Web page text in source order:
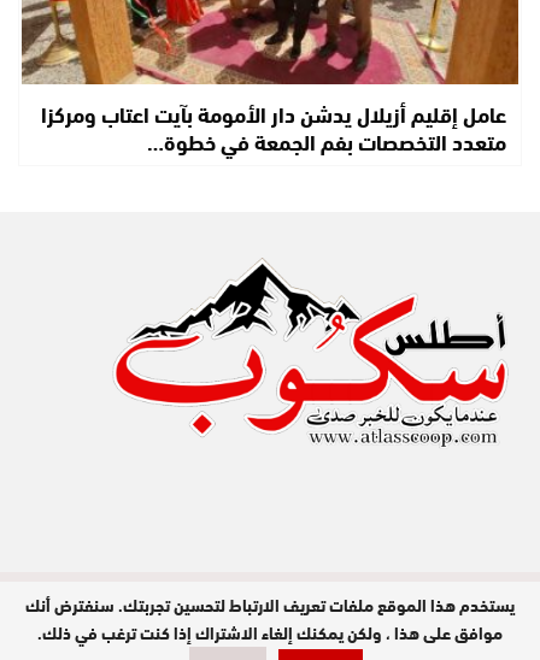
عامل إقليم أزيلال يدشن دار الأمومة بآيت اعتاب ومركزا
متعدد التخصصات بفم الجمعة في خطوة…
مدير النشر : عبد الله عزي / جميع الحقوق
محفوظة © 2026
يستخدم هذا الموقع ملفات تعريف الارتباط لتحسين تجربتك. سنفترض أنك
موافق على هذا ، ولكن يمكنك إلغاء الاشتراك إذا كنت ترغب في ذلك.